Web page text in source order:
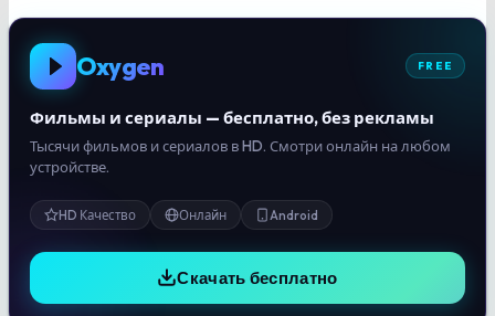
Oxygen FREE
Фильмы и сериалы — бесплатно, без рекламы
Тысячи фильмов и сериалов в HD. Смотри онлайн на любом
устройстве.
HD Качество Онлайн Android
Скачать бесплатно